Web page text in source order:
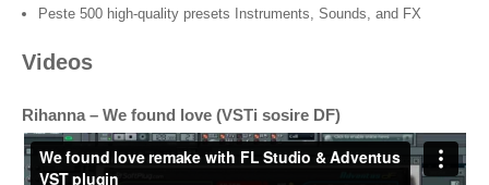
Peste 500 high-quality presets Instruments, Sounds, and FX
Videos
Rihanna – We found love (VSTi sosire DF)